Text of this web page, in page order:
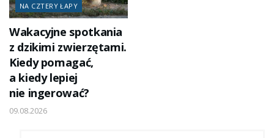
NA CZTERY ŁAPY
Wakacyjne spotkania
z dzikimi zwierzętami.
Kiedy pomagać,
a kiedy lepiej
nie ingerować?
09.08.2026